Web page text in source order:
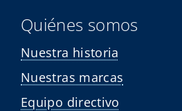
Quiénes somos
Nuestra historia
Nuestras marcas
Equipo directivo